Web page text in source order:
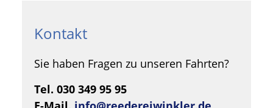
Kontakt
Sie haben Fragen zu unseren Fahrten?
Tel. 030 349 95 95